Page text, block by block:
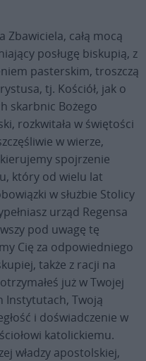
Zbawiciela, całą mocą
posługę biskupią, z
pasterskim, troszczą
tj. Kościół, jak o
skarbnic Bożego
rozkwitała w świętości
w wierze,
spojrzenie
który od wielu lat
w służbie Stolicy
urząd Regensa
pod uwagę tę
Cię za odpowiedniego
także z racji na
już w Twojej
Instytutach, Twoją
i doświadczenie w
katolickiemu.
władzy apostolskiej,